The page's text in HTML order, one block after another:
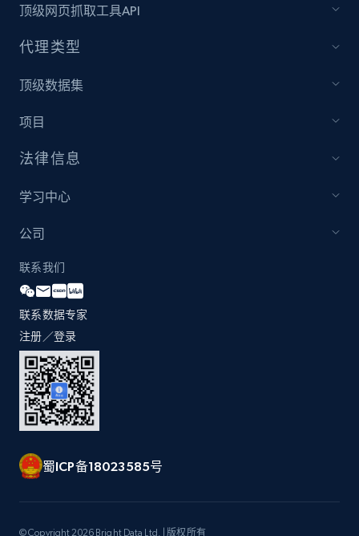
顶级网页抓取工具API
代理类型
顶级数据集
项目
法律信息
学习中心
公司
联系我们
联系数据专家
注册／登录
蜀ICP备18023585号
© Copyright 2026 Bright Data Ltd. | 版权所有